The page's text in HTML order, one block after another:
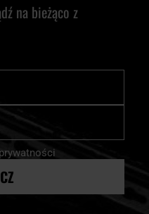
na bieżąco z